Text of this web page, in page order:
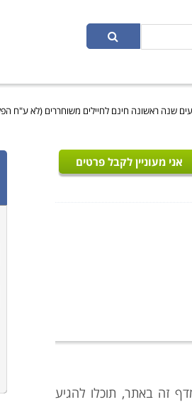
שנה ראשונה חינם לחיילים משוחררים (לא ע"ח
אני מעוניין לקבל פרטים
זה באתר, תוכלו להגיע